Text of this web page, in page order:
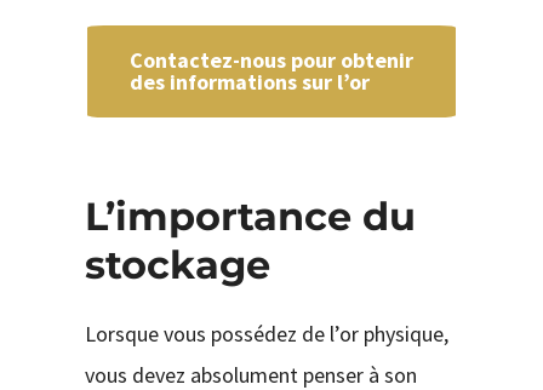
Contactez-nous pour obtenir
des informations sur l’or
L’importance du
stockage
Lorsque vous possédez de l’or physique,
vous devez absolument penser à son